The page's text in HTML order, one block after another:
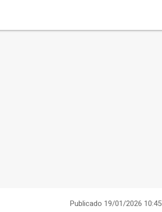
Publicado 19/01/2026 10:45